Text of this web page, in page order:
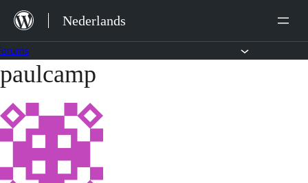
naar
de
inhoud
Nederlands
Ga
naar
de
inhoud
paulcamp